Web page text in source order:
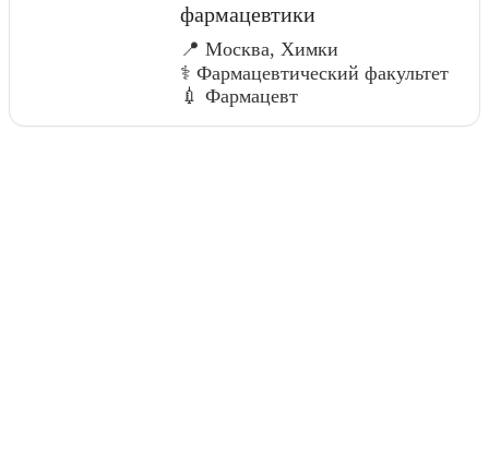
фармацевтики
📍 Москва, Химки
⚕️ Фармацевтический факультет
💉 Фармацевт